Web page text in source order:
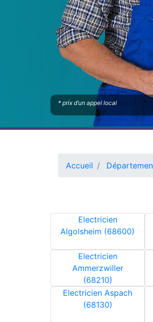
* prix d’un appel local
Accueil
Electricien
Algolsheim (68600)
Electricien
Ammerzwiller
(68210)
Electricien Aspach
(68130)